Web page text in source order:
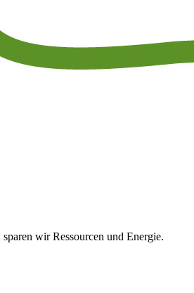
wir Ressourcen und Energie.